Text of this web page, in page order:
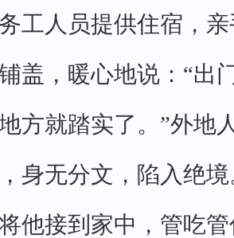
工人员提供住宿，
盖，暖心地说：“出
方就踏实了。”外地
身无分文，陷入绝
他接到家中，管吃